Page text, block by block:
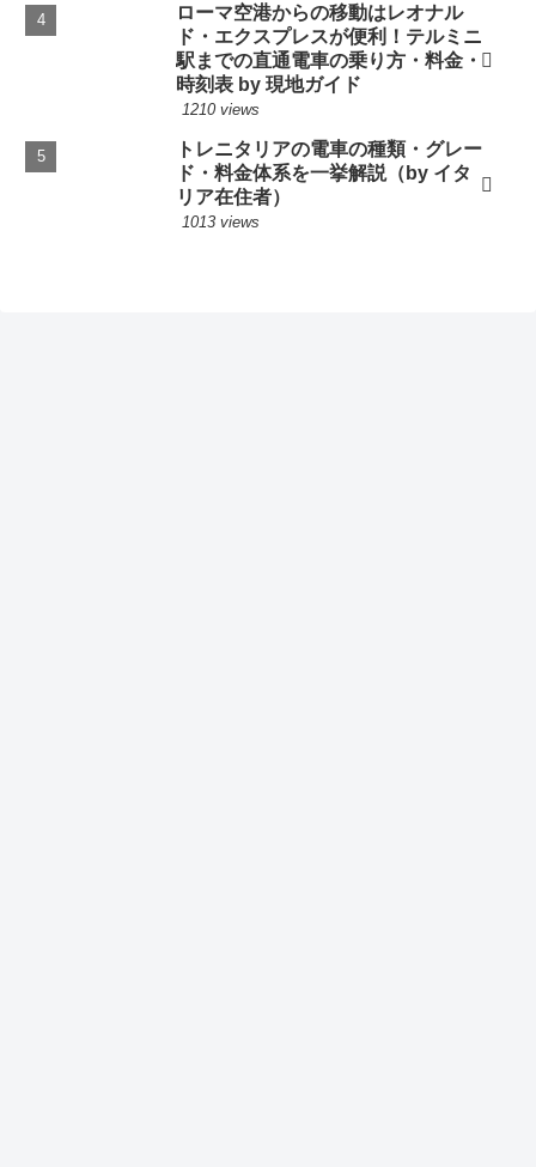
ローマ空港からの移動はレオナル
ド・エクスプレスが便利！テルミニ
駅までの直通電車の乗り方・料金・
時刻表 by 現地ガイド
1210 views
トレニタリアの電車の種類・グレー
ド・料金体系を一挙解説（by イタ
リア在住者）
1013 views